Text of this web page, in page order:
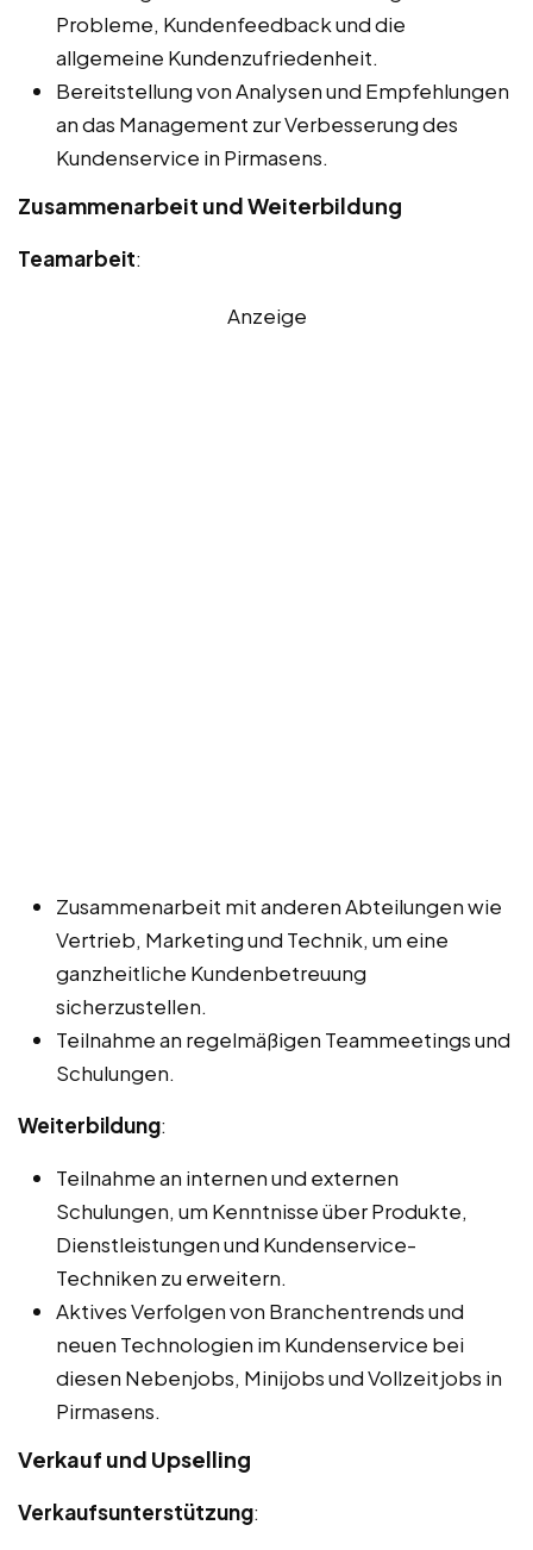
Probleme, Kundenfeedback und die
allgemeine Kundenzufriedenheit.
Bereitstellung von Analysen und Empfehlungen
an das Management zur Verbesserung des
Kundenservice in Pirmasens.
Zusammenarbeit und Weiterbildung
Teamarbeit:
Anzeige
Zusammenarbeit mit anderen Abteilungen wie
Vertrieb, Marketing und Technik, um eine
ganzheitliche Kundenbetreuung
sicherzustellen.
Teilnahme an regelmäßigen Teammeetings und
Schulungen.
Weiterbildung:
Teilnahme an internen und externen
Schulungen, um Kenntnisse über Produkte,
Dienstleistungen und Kundenservice-
Techniken zu erweitern.
Aktives Verfolgen von Branchentrends und
neuen Technologien im Kundenservice bei
diesen Nebenjobs, Minijobs und Vollzeitjobs in
Pirmasens.
Verkauf und Upselling
Verkaufsunterstützung: